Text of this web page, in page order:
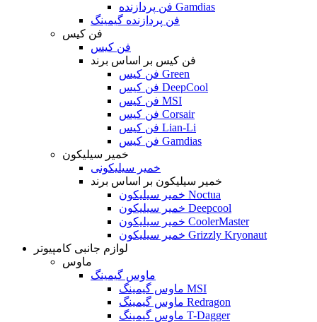
فن پردازنده Gamdias
فن پردازنده گیمینگ
فن کیس
فن کیس
فن کیس بر اساس برند
فن کیس Green
فن کیس DeepCool
فن کیس MSI
فن کیس Corsair
فن کیس Lian-Li
فن کیس Gamdias
خمیر سیلیکون
خمیر سیلیکونی
خمیر سیلیکون بر اساس برند
خمیر سیلیکون Noctua
خمیر سیلیکون Deepcool
خمیر سیلیکون CoolerMaster
خمیر سیلیکون Grizzly Kryonaut
لوازم جانبی کامپیوتر
ماوس
ماوس گیمینگ
ماوس گیمینگ MSI
ماوس گیمینگ Redragon
ماوس گیمینگ T-Dagger